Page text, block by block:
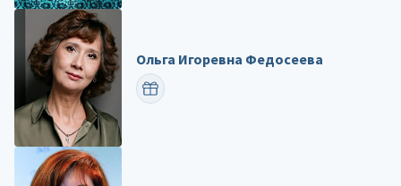
Ольга Игоревна Федосеева
ПОЗДРАВИТЬ